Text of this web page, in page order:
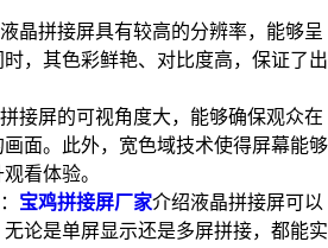
晶拼接屏具有较高的分辨率，能够呈
，其色彩鲜艳、对比度高，保证了出
接屏的可视角度大，能够确保观众在
面。此外，宽色域技术使得屏幕能够
看体验。
宝鸡拼接屏厂家介绍液晶拼接屏可以
论是单屏显示还是多屏拼接，都能实